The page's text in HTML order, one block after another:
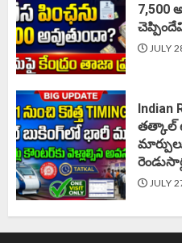
7,500
JULY
Indian
తత్కాల్‌
JULY